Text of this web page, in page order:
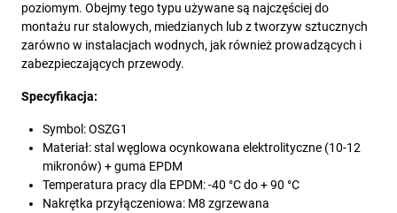
poziomym. Obejmy tego typu używane są najczęściej do
montażu rur stalowych, miedzianych lub z tworzyw sztucznych
zarówno w instalacjach wodnych, jak również prowadzących i
zabezpieczających przewody.
Specyfikacja:
Symbol: OSZG1
Materiał: stal węglowa ocynkowana elektrolityczne (10-12
mikronów) + guma EPDM
Temperatura pracy dla EPDM: -40 °C do + 90 °C
Nakrętka przyłączeniowa: M8 zgrzewana